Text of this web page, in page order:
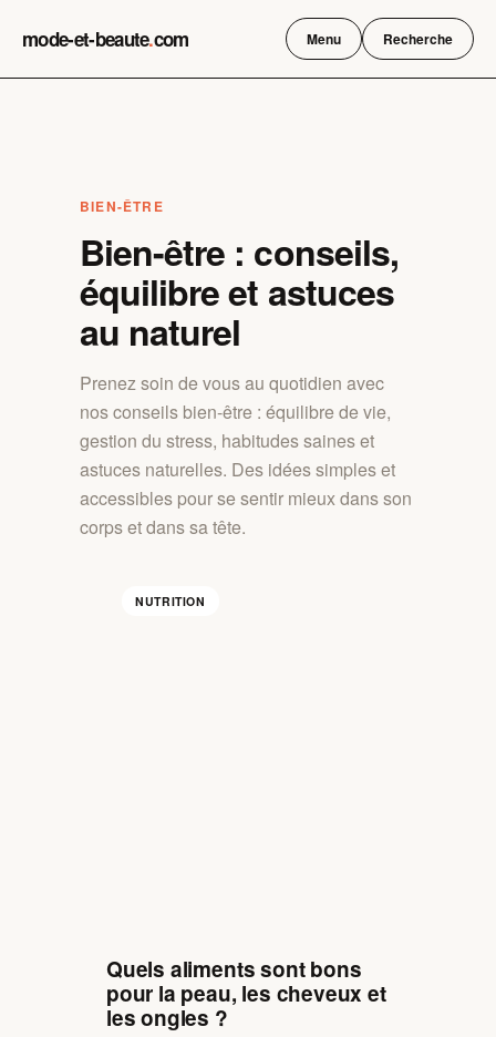
mode-et-beaute.com Menu Recherche
BIEN-ÊTRE
Bien-être : conseils,
équilibre et astuces
au naturel
Prenez soin de vous au quotidien avec
nos conseils bien-être : équilibre de vie,
gestion du stress, habitudes saines et
astuces naturelles. Des idées simples et
accessibles pour se sentir mieux dans son
corps et dans sa tête.
NUTRITION
Quels aliments sont bons
pour la peau, les cheveux et
les ongles ?